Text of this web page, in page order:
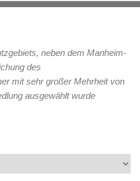
neben dem Manheim-
des
mit sehr großer Mehrheit von
ausgewählt wurde